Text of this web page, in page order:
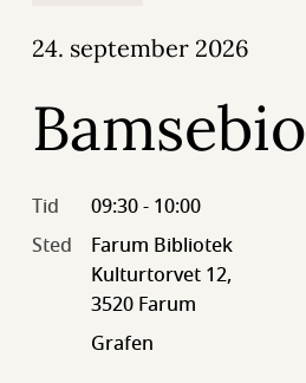
24. september 2026
Bamsebio
Tid
09:30 - 10:00
Sted
Farum Bibliotek
Kulturtorvet 12,
3520 Farum
Grafen